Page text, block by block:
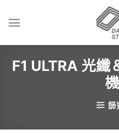
F1 ULTRA 光纖
機
篩